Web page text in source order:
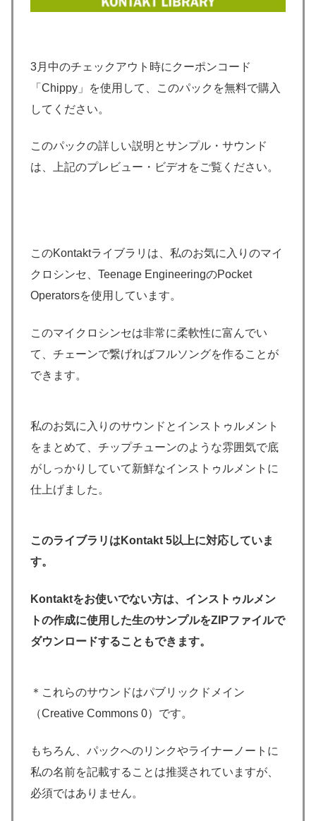
3月中のチェックアウト時にクーポンコード
「Chippy」を使用して、このパックを無料で購入
してください。
このパックの詳しい説明とサンプル・サウンド
は、上記のプレビュー・ビデオをご覧ください。
このKontaktライブラリは、私のお気に入りのマイ
クロシンセ、Teenage EngineeringのPocket
Operatorsを使用しています。
このマイクロシンセは非常に柔軟性に富んでい
て、チェーンで繋げればフルソングを作ることが
できます。
私のお気に入りのサウンドとインストゥルメント
をまとめて、チップチューンのような雰囲気で底
がしっかりしていて新鮮なインストゥルメントに
仕上げました。
このライブラリはKontakt 5以上に対応していま
す。
Kontaktをお使いでない方は、インストゥルメン
トの作成に使用した生のサンプルをZIPファイルで
ダウンロードすることもできます。
＊これらのサウンドはパブリックドメイン
（Creative Commons 0）です。
もちろん、パックへのリンクやライナーノートに
私の名前を記載することは推奨されていますが、
必須ではありません。